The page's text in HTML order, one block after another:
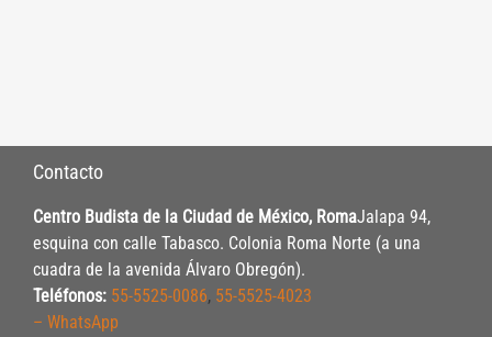
Contacto
Centro Budista de la Ciudad de México, RomaJalapa 94,
esquina con calle Tabasco. Colonia Roma Norte (a una
cuadra de la avenida Álvaro Obregón).
Teléfonos: 55-5525-0086, 55-5525-4023
– WhatsApp